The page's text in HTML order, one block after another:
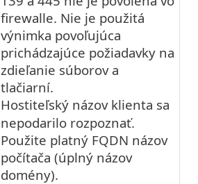
firewalle. Nie je použitá
výnimka povoľujúca
prichádzajúce požiadavky na
zdieľanie súborov a
tlačiarní.
Hostiteľský názov klienta sa
nepodarilo rozpoznať.
Použite platný FQDN názov
počítača (úplný názov
domény).